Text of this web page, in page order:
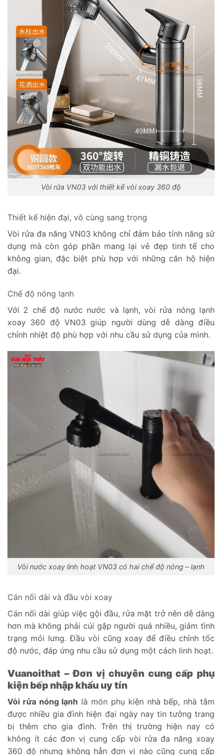
Vòi rửa VN03 với thiết kế vòi xoay 360 độ
Thiết kế hiện đại, vô cùng sang trọng
Vòi rửa đa năng VN03 không chỉ đảm bảo tính năng sử
dụng mà còn góp phần mang lại vẻ đẹp tinh tế cho
không gian, đặc biệt phù hợp với những căn hộ hiện
đại.
Chế độ nóng lạnh
Với 2 chế độ nước nước và lạnh, vòi rửa nóng lạnh
xoay 360 độ VN03 giúp người dùng dễ dàng điều
chỉnh nhiệt độ phù hợp với nhu cầu sử dụng của mình.
Vòi nước xoay linh hoạt VN03 có hai chế độ nóng – lạnh
Cán nối dài và đầu vòi xoay
Cán nối dài giúp việc gội đầu, rửa mặt trở nên dễ dàng
hơn mà không phải cúi gập người quá nhiều, giảm tình
trạng mỏi lưng. Đầu vòi cũng xoay để điều chỉnh tốc
độ nước, đáp ứng nhu cầu sử dụng một cách linh hoạt.
Vuanoithat – Đơn vị chuyên cung cấp phụ
kiện bếp nhập khẩu uy tín
Vòi rửa nóng lạnh là món phụ kiện nhà bếp, nhà tắm
được nhiều gia đình hiện đại ngày nay tin tưởng trang
bị thêm cho gia đình. Trên thị trường hiện nay có
không ít các đơn vị cung cấp vòi rửa đa năng xoay
360 độ nhưng không hẳn đơn vị nào cũng cung cấp